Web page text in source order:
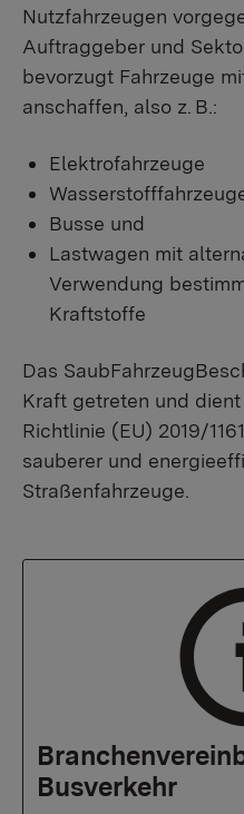
Nutzfahrzeugen
Auftraggeber und
bevorzugt Fahrzeuge
anschaffen, also z. B.:
Elektrofahrzeuge
Busse und
Lastwagen mit
Verwendung
Kraftstoffe
Das
Kraft getreten und
Richtlinie (EU) 2019/
sauberer und
Straßenfahrzeuge.
Busverkehr